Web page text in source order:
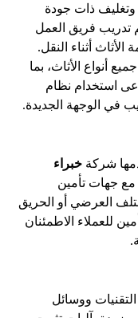
ذات جودة
تدريب فريق العمل
أثناء النقل.
أنواع الأثاث، بما
استخدام نظام
في الوجهة الجديدة.
شركةخبراء
مع جهات تأمين
العرضي أو الحريق
للعملاء الاطمئنان
ووسائل